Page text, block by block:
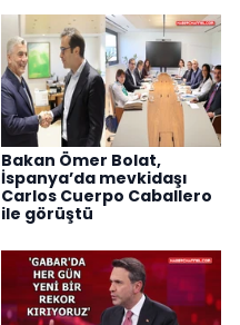
Bakan Ömer Bolat,
İspanya’da mevkidaşı
Carlos Cuerpo Caballero
ile görüştü